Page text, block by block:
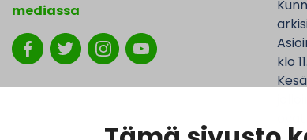
mediassa
klo